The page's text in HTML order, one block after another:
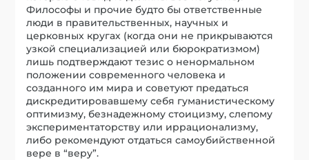
Философы и прочие будто бы ответственные
люди в правительственных, научных и
церковных кругах (когда они не прикрываются
узкой специализацией или бюрократизмом)
лишь подтверждают тезис о ненормальном
положении современного человека и
созданного им мира и советуют предаться
дискредитировавшему себя гуманистическому
оптимизму, безнадежному стоицизму, слепому
экспериментаторству или иррационализму,
либо рекомендуют отдаться самоубийственной
вере в “веру”.